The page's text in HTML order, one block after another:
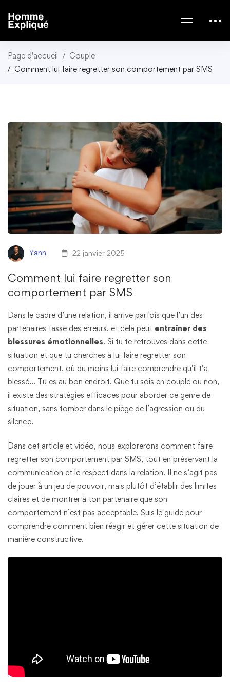
Page d'accueil
Couple
Comment lui faire regretter son comportement par SMS
Yann 22 janvier 2025
Comment lui faire regretter son
comportement par SMS
Dans le cadre d’une relation, il arrive parfois que l’un des
partenaires fasse des erreurs, et cela peut entraîner des
blessures émotionnelles. Si tu te retrouves dans cette
situation et que tu cherches à lui faire regretter son
comportement, où du moins lui faire comprendre qu’il t’a
blessé… Tu es au bon endroit. Que tu sois en couple ou non,
il existe des stratégies efficaces pour aborder ce genre de
situation, sans tomber dans le piège de l’agression ou du
silence.
Dans cet article et vidéo, nous explorerons comment faire
regretter son comportement par SMS, tout en préservant la
communication et le respect dans la relation. Il ne s’agit pas
de jouer à un jeu de pouvoir, mais plutôt d’établir des limites
claires et de montrer à ton partenaire que son
comportement n’est pas acceptable. Suis le guide pour
comprendre comment bien réagir et gérer cette situation de
manière constructive.